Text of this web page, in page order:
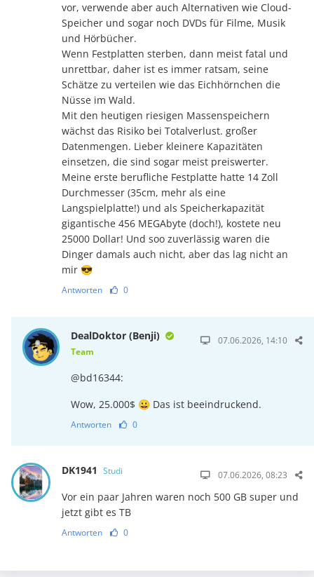
vor, verwende aber auch Alternativen wie Cloud-
Speicher und sogar noch DVDs für Filme, Musik
und Hörbücher.
Wenn Festplatten sterben, dann meist fatal und
unrettbar, daher ist es immer ratsam, seine
Schätze zu verteilen wie das Eichhörnchen die
Nüsse im Wald.
Mit den heutigen riesigen Massenspeichern
wächst das Risiko bei Totalverlust. großer
Datenmengen. Lieber kleinere Kapazitäten
einsetzen, die sind sogar meist preiswerter.
Meine erste berufliche Festplatte hatte 14 Zoll
Durchmesser (35cm, mehr als eine
Langspielplatte!) und als Speicherkapazität
gigantische 456 MEGAbyte (doch!), kostete neu
25000 Dollar! Und soo zuverlässig waren die
Dinger damals auch nicht, aber das lag nicht an
mir 😎
Antworten 0
DealDoktor (Benji)
Team
07.06.2026, 14:10
@bd16344:
Wow, 25.000$ 😀 Das ist beeindruckend.
Antworten 0
DK1941 Studi 07.06.2026, 08:23
Vor ein paar Jahren waren noch 500 GB super und
jetzt gibt es TB
Antworten 0